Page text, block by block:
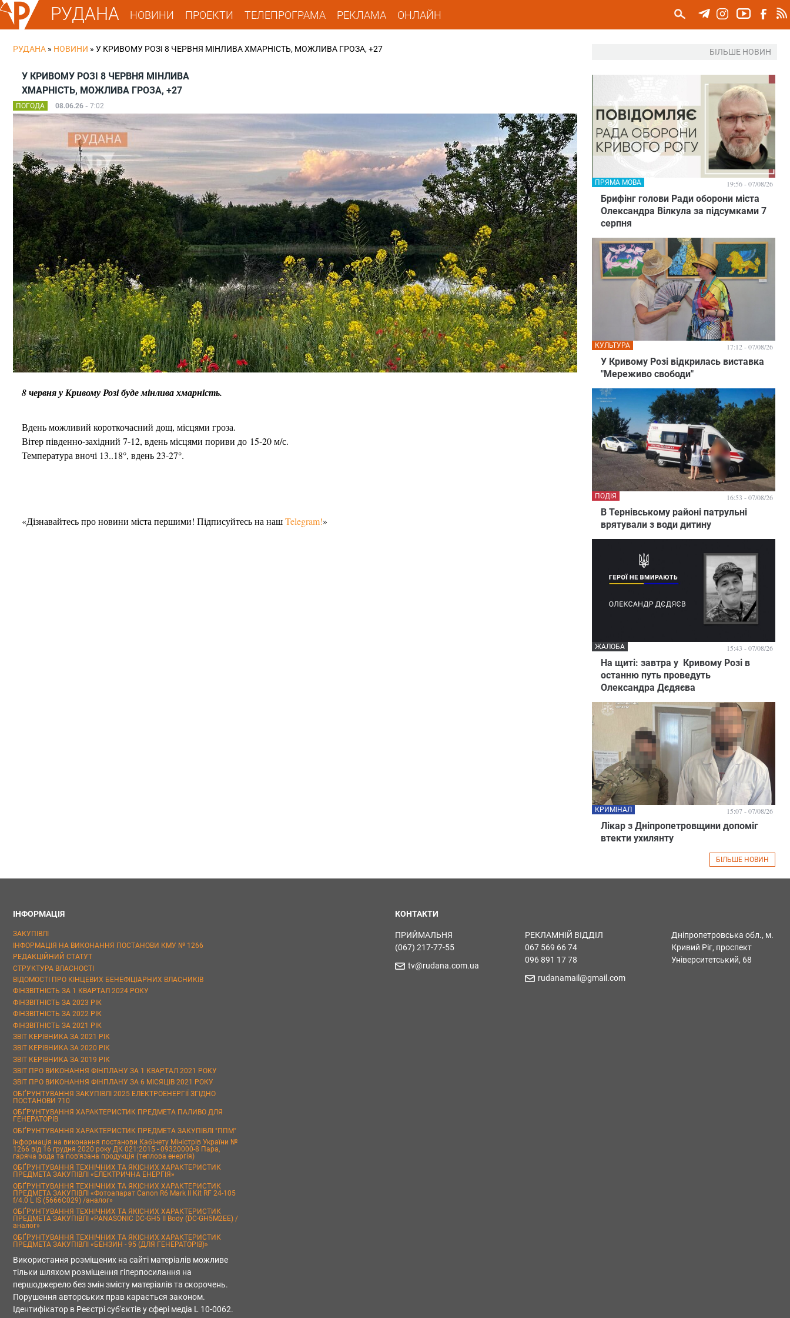
РУДАНА НОВИНИ ПРОЕКТИ ТЕЛЕПРОГРАМА РЕКЛАМА ОНЛАЙН
РУДАНА » НОВИНИ » У КРИВОМУ РОЗІ 8 ЧЕРВНЯ МІНЛИВА ХМАРНІСТЬ, МОЖЛИВА ГРОЗА, +27
У КРИВОМУ РОЗІ 8 ЧЕРВНЯ МІНЛИВА
ХМАРНІСТЬ, МОЖЛИВА ГРОЗА, +27
ПОГОДА 08.06.26 - 7:02
8 червня у Кривому Розі буде мінлива хмарність.
Вдень можливий короткочасний дощ, місцями гроза.
Вітер південно-західний 7-12, вдень місцями пориви до 15-20 м/с.
Температура вночі 13..18°, вдень 23-27°.
«Дізнавайтесь про новини міста першими! Підписуйтесь на нашTelegram!»
БІЛЬШЕ НОВИН
Брифінг голови Ради оборони міста
Олександра Вілкула за підсумками 7
серпня
ПРЯМА МОВА 19:56 - 07/08/26
У Кривому Розі відкрилась виставка
"Мереживо свободи"
КУЛЬТУРА 17:12 - 07/08/26
В Тернівському районі патрульні
врятували з води дитину
ПОДІЯ 16:53 - 07/08/26
На щиті: завтра у Кривому Розі в
останню путь проведуть
Олександра Дєдяєва
ЖАЛОБА 15:43 - 07/08/26
Лікар з Дніпропетровщини допоміг
втекти ухилянту
КРИМІНАЛ 15:07 - 07/08/26
БІЛЬШЕ НОВИН
ІНФОРМАЦІЯ
ЗАКУПІВЛІ
ІНФОРМАЦІЯ НА ВИКОНАННЯ ПОСТАНОВИ КМУ № 1266
РЕДАКЦІЙНИЙ СТАТУТ
СТРУКТУРА ВЛАСНОСТІ
ВІДОМОСТІ ПРО КІНЦЕВИХ БЕНЕФІЦІАРНИХ ВЛАСНИКІВ
ФІНЗВІТНІСТЬ ЗА 1 КВАРТАЛ 2024 РОКУ
ФІНЗВІТНІСТЬ ЗА 2023 РІК
ФІНЗВІТНІСТЬ ЗА 2022 РІК
ФІНЗВІТНІСТЬ ЗА 2021 РІК
ЗВІТ КЕРІВНИКА ЗА 2021 РІК
ЗВІТ КЕРІВНИКА ЗА 2020 РІК
ЗВІТ КЕРІВНИКА ЗА 2019 РІК
ЗВІТ ПРО ВИКОНАННЯ ФІНПЛАНУ ЗА 1 КВАРТАЛ 2021 РОКУ
ЗВІТ ПРО ВИКОНАННЯ ФІНПЛАНУ ЗА 6 МІСЯЦІВ 2021 РОКУ
ОБҐРУНТУВАННЯ ЗАКУПІВЛІ 2025 ЕЛЕКТРОЕНЕРГІЇ ЗГІДНО
ПОСТАНОВИ 710
ОБҐРУНТУВАННЯ ХАРАКТЕРИСТИК ПРЕДМЕТА ПАЛИВО ДЛЯ
ГЕНЕРАТОРІВ
ОБҐРУНТУВАННЯ ХАРАКТЕРИСТИК ПРЕДМЕТА ЗАКУПІВЛІ "ППМ"
Інформація на виконання постанови Кабінету Міністрів України №
1266 від 16 грудня 2020 року ДК 021:2015 - 09320000-8 Пара,
гаряча вода та пов’язана продукція (теплова енергія)
ОБҐРУНТУВАННЯ ТЕХНІЧНИХ ТА ЯКІСНИХ ХАРАКТЕРИСТИК
ПРЕДМЕТА ЗАКУПІВЛІ «ЕЛЕКТРИЧНА ЕНЕРГІЯ»
ОБҐРУНТУВАННЯ ТЕХНІЧНИХ ТА ЯКІСНИХ ХАРАКТЕРИСТИК
ПРЕДМЕТА ЗАКУПІВЛІ «Фотоапарат Canon R6 Mark II Kit RF 24-105
f/4.0 L IS (5666C029) /аналог»
ОБҐРУНТУВАННЯ ТЕХНІЧНИХ ТА ЯКІСНИХ ХАРАКТЕРИСТИК
ПРЕДМЕТА ЗАКУПІВЛІ «PANASONIC DC-GH5 II Body (DC-GH5M2EE) /
аналог»
ОБҐРУНТУВАННЯ ТЕХНІЧНИХ ТА ЯКІСНИХ ХАРАКТЕРИСТИК
ПРЕДМЕТА ЗАКУПІВЛІ «БЕНЗИН - 95 (ДЛЯ ГЕНЕРАТОРІВ)»
Використання розміщених на сайті матеріалів можливе
тільки шляхом розміщення гіперпосилання на
першоджерело без змін змісту матеріалів та скорочень.
Порушення авторських прав карається законом.
Ідентифікатор в Реєстрі суб'єктів у сфері медіа L 10-0062.
КОНТАКТИ
ПРИЙМАЛЬНЯ
(067) 217-77-55
tv@rudana.com.ua
РЕКЛАМНІЙ ВІДДІЛ
067 569 66 74
096 891 17 78
rudanamail@gmail.com
Дніпропетровська обл., м.
Кривий Ріг, проспект
Університетський, 68